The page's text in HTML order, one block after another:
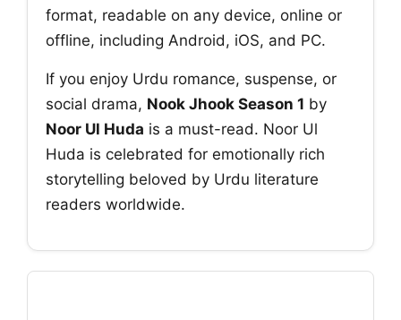
format, readable on any device, online or
offline, including Android, iOS, and PC.
If you enjoy Urdu romance, suspense, or
social drama, Nook Jhook Season 1 by
Noor Ul Huda is a must-read. Noor Ul
Huda is celebrated for emotionally rich
storytelling beloved by Urdu literature
readers worldwide.